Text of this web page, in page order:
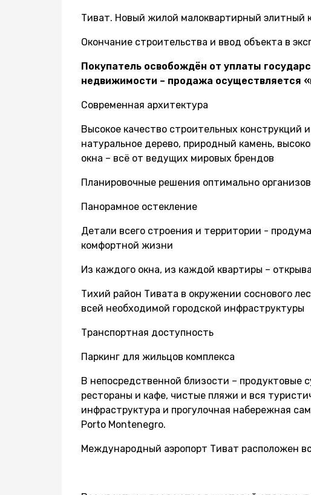
Тиват. Новый жилой малоквартирный элитный
Окончание строительства и ввод объекта в
Покупатель освобождён от уплаты
недвижимости – продажа осуществляется
Современная архитектура
Высокое качество строительных конструкций
натуральное дерево, природный камень,
окна – всё от ведущих мировых брендов
Планировочные решения оптимально
Панорамное остекление
Детали всего строения и территории -
комфортной жизни
Из каждого окна, из каждой квартиры –
Тихий район Тивата в окружении соснового
всей необходимой городской инфраструктуры
Транспортная доступность
Паркинг для жильцов комплекса
В непосредственной близости – продуктовые
рестораны и кафе, чистые пляжи и вся
инфраструктура и прогулочная набережная
Porto Montenegro.
Международный аэропорт Тиват расположен